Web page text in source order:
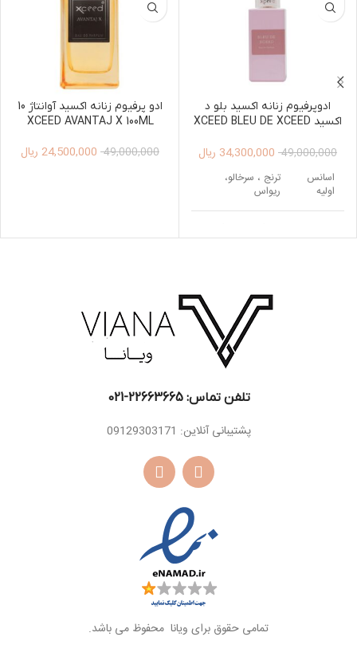
ادوپرفیوم زنانه اکسید بلو د
اکسید XCEED BLEU DE XCEED
49,000,000
34,300,000 ریال
اسانس
اولیه
ترنج ، سرخالو،
ریواس
میانی
صدتومانی
کشمران
ادو پرفیوم زنانه اکسید آوانتاژ 10
XCEED AVANTAJ X 100ML
49,000,000
24,500,000 ریال
تلفن تماس: 22663665-021​
پشتیبانی آنلاین: 09129303171
تمامی حقوق برای ویانا محفوظ می باشد.